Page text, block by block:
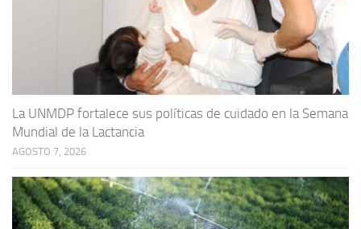
La UNMDP fortalece sus políticas de cuidado en la Semana
Mundial de la Lactancia
AGOSTO 7, 2026